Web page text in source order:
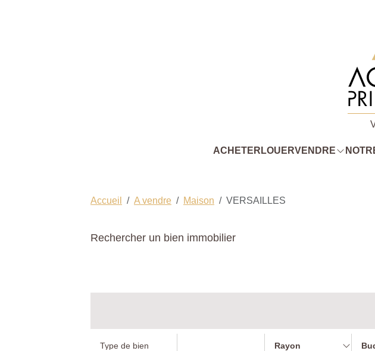
ACHETER LOUERVENDRE
Accueil A vendre Maison VERSAILLES
Rechercher un bien immobilier
Rayon